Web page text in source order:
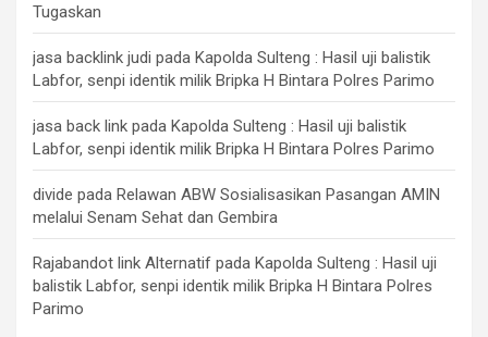
Tugaskan
jasa backlink judi pada Kapolda Sulteng : Hasil uji balistik
Labfor, senpi identik milik Bripka H Bintara Polres Parimo
jasa back link pada Kapolda Sulteng : Hasil uji balistik
Labfor, senpi identik milik Bripka H Bintara Polres Parimo
divide pada Relawan ABW Sosialisasikan Pasangan AMIN
melalui Senam Sehat dan Gembira
Rajabandot link Alternatif pada Kapolda Sulteng : Hasil uji
balistik Labfor, senpi identik milik Bripka H Bintara Polres
Parimo